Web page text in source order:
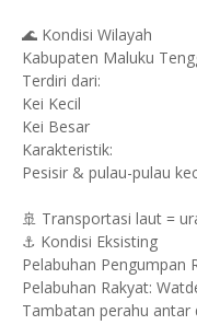
🌊 Kondisi Wilayah
Kabupaten Maluku
Terdiri dari:
Kei Kecil
Kei Besar
Karakteristik:
Pesisir & pulau-pulau
🚢 Transportasi laut =
⚓ Kondisi Eksisting
Pelabuhan Pengumpan
Pelabuhan Rakyat:
Tambatan perahu antar